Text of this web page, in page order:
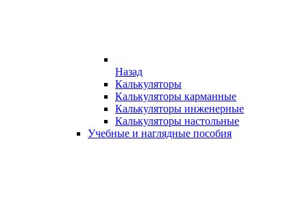
Назад
Калькуляторы
Калькуляторы карманные
Калькуляторы инженерные
Калькуляторы настольные
Учебные и наглядные пособия